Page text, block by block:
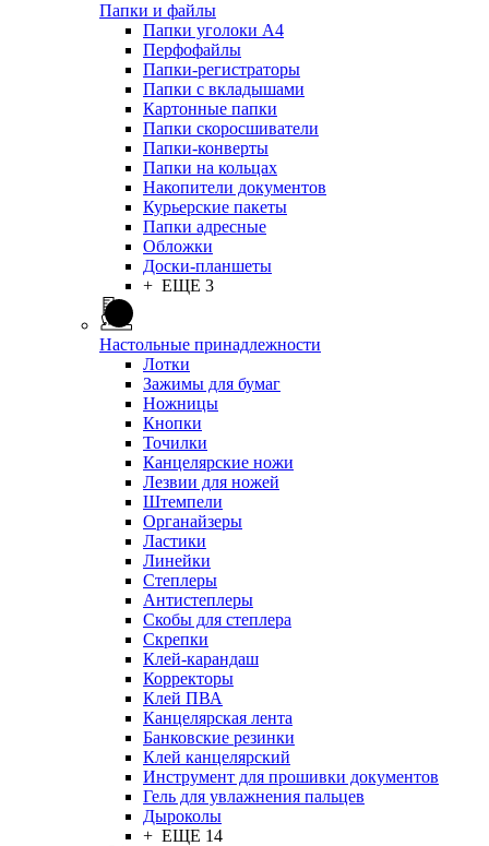
Папки и файлы
Папки уголоки А4
Перфофайлы
Папки-регистраторы
Папки с вкладышами
Картонные папки
Папки скоросшиватели
Папки-конверты
Папки на кольцах
Накопители документов
Курьерские пакеты
Папки адресные
Обложки
Доски-планшеты
+ ЕЩЕ 3
Настольные принадлежности
Лотки
Зажимы для бумаг
Ножницы
Кнопки
Точилки
Канцелярские ножи
Лезвии для ножей
Штемпели
Органайзеры
Ластики
Линейки
Степлеры
Антистеплеры
Скобы для степлера
Скрепки
Клей-карандаш
Корректоры
Клей ПВА
Канцелярская лента
Банковские резинки
Клей канцелярский
Инструмент для прошивки документов
Гель для увлажнения пальцев
Дыроколы
+ ЕЩЕ 14